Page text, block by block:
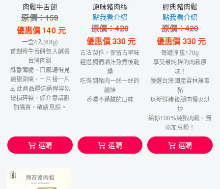
肉鬆牛舌餅
原價：159
優惠價 140元
一盒4入(68g)
首創將牛舌餅包入鹹香
台灣肉鬆
酥香薄脆，口感聽得見
鹹甜涮嘴，一片接一片
⚠️ 此商品運送過程容易
破損碎裂，如介意請斟
酌購買，敬請見諒。
選購
原味豬肉絲
點我看介紹
原價：420
優惠價330 元
古法製作，保留古早味
經過獨們滷汁熬煮後乾
燥
吃得到豬肉一絲一絲的
纖維
香濃不過膩的口味
選購
經典豬肉鬆
點我看介紹
原價：420
優惠價 330元
每罐淨重170g
享受最純粹的肉鬆原
味！
嚴選台灣國產雲林無毒
豬
以新鮮豬後腿肉慢火烘
炒
給你100%純豬肉鬆，無
添加豆粉！
選購